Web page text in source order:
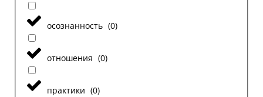
осознанность (0)
отношения (0)
практики (0)